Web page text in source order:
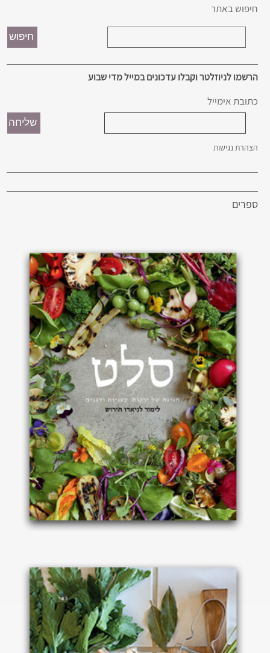
חיפוש באתר
הרשמו לניוזלטר וקבלו עדכונים במייל מדי שבוע
כתובת אימייל
הצהרת נגישות
ספרים